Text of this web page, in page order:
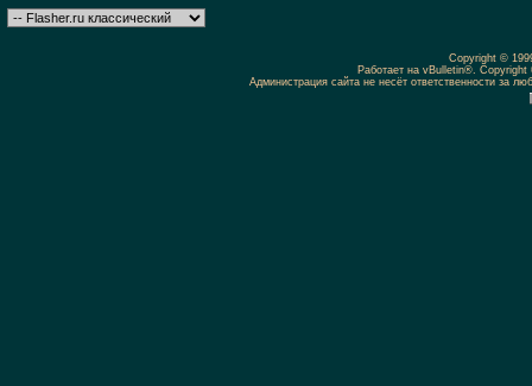
Copyright ©
Работает на vBulletin®.
Администрация сайта не несёт ответственности за